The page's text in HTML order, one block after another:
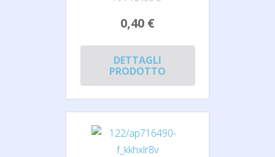
0,40 €
DETTAGLI
PRODOTTO